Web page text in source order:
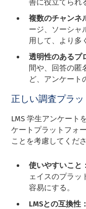
善に役立てられ
複数のチャンネ
ージ、ソーシャ
用して、より多
透明性のあるプ
間や、回答の匿
ど、アンケート
正しい調査プラ
LMS 学生アンケート
ケートプラットフォ
ことを考慮してくだ
使いやすいこと
ェイスのプラッ
容易にする。
LMSとの互換性：